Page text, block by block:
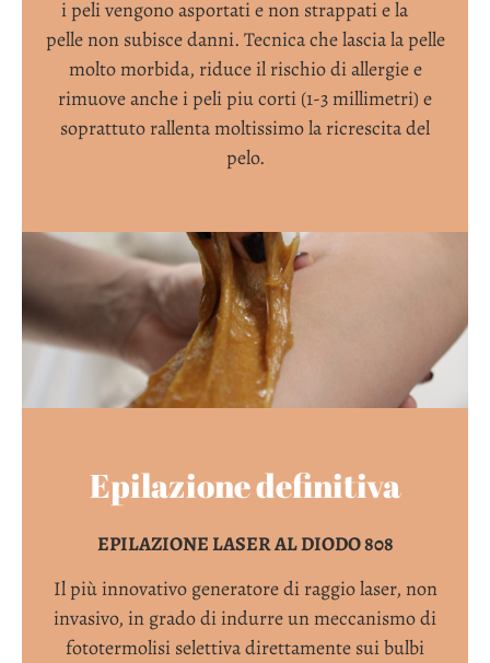
i peli vengono asportati e non strappati e la
pelle non subisce danni. Tecnica che lascia la pelle
molto morbida, riduce il rischio di allergie e
rimuove anche i peli piu corti (1-3 millimetri) e
soprattuto rallenta moltissimo la ricrescita del
pelo.
Epilazione definitiva
EPILAZIONE LASER AL DIODO 808
Il più innovativo generatore di raggio laser, non
invasivo, in grado di indurre un meccanismo di
fototermolisi selettiva direttamente sui bulbi